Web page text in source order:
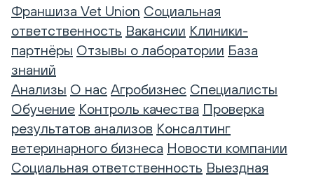
Франшиза Vet Union Социальная
ответственность Вакансии Клиники-
партнёры Отзывы о лаборатории База
знаний
Анализы О нас Агробизнес Специалисты
Обучение Контроль качества Проверка
результатов анализов Консалтинг
ветеринарного бизнеса Новости компании
Социальная ответственность Выездная